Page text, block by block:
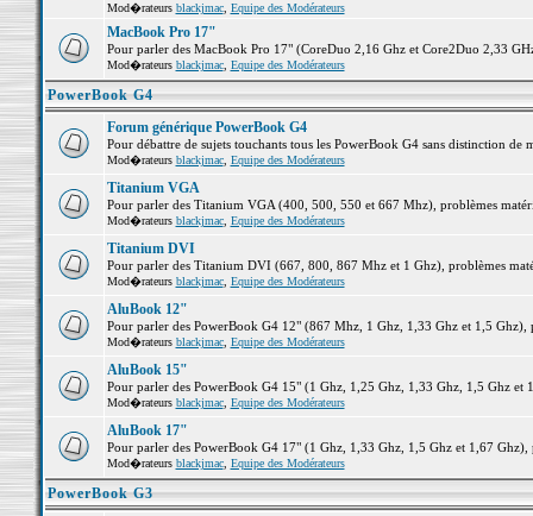
Mod�rateurs blackjmac, Equipe des Modérateurs
MacBook Pro 17"
Pour parler des MacBook Pro 17" (CoreDuo 2,16 Ghz et Core2Duo 2,33
Mod�rateurs blackjmac, Equipe des Modérateurs
PowerBook G4
Forum générique PowerBook G4
Pour débattre de sujets touchants tous les PowerBook G4 sans distinction de
Mod�rateurs blackjmac, Equipe des Modérateurs
Titanium VGA
Pour parler des Titanium VGA (400, 500, 550 et 667 Mhz), problèmes
Mod�rateurs blackjmac, Equipe des Modérateurs
Titanium DVI
Pour parler des Titanium DVI (667, 800, 867 Mhz et 1 Ghz), problèmes
Mod�rateurs blackjmac, Equipe des Modérateurs
AluBook 12"
Pour parler des PowerBook G4 12" (867 Mhz, 1 Ghz, 1,33 Ghz et 1,5 Ghz),
Mod�rateurs blackjmac, Equipe des Modérateurs
AluBook 15"
Pour parler des PowerBook G4 15" (1 Ghz, 1,25 Ghz, 1,33 Ghz, 1,5 Ghz et
Mod�rateurs blackjmac, Equipe des Modérateurs
AluBook 17"
Pour parler des PowerBook G4 17" (1 Ghz, 1,33 Ghz, 1,5 Ghz et 1,67 Ghz),
Mod�rateurs blackjmac, Equipe des Modérateurs
PowerBook G3